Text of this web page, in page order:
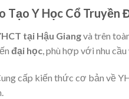
Tạo Y Học Cổ Truyền
tại Hậu Giangvà trên
đại học, phù hợp với nhu
cấp kiến thức cơ bản về